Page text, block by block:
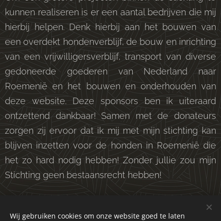
kunnen realiseren is er een aantal bedrijven die mij
hierbij helpen. Denk hierbij aan het bouwen van
een overdekt hondenverblijf, de bouw en inrichting
van een vrijwilligersverblijf, transport van diverse
gedoneerde goederen van Nederland naar
Roemenië en het bouwen en onderhouden van
deze website. Deze sponsors ben ik uiteraard
ontzettend dankbaar! Samen met de donateurs
zorgen zij ervoor dat ik mij met mijn stichting kan
blijven inzetten voor de honden in Roemenië die
het zo hard nodig hebben! Zonder jullie zou mijn
Stichting geen bestaansrecht hebben!
Wij gebruiken cookies om onze website goed te laten